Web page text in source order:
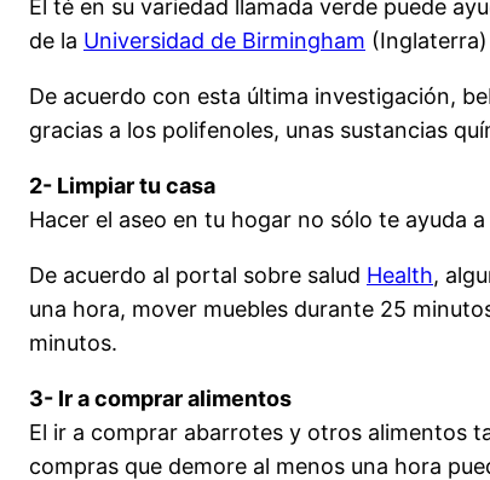
El té en su variedad llamada verde puede
de la Universidad de Birmingham
De acuerdo con esta última investigación,
gracias a los polifenoles, unas sustancias
2- Limpiar tu casa
Hacer el aseo en tu hogar no sólo te ayuda
De acuerdo al portal sobre salud Health,
una hora, mover muebles durante 25
minutos.
3- Ir a comprar alimentos
El ir a comprar abarrotes y otros alimentos
compras que demore al menos una hora